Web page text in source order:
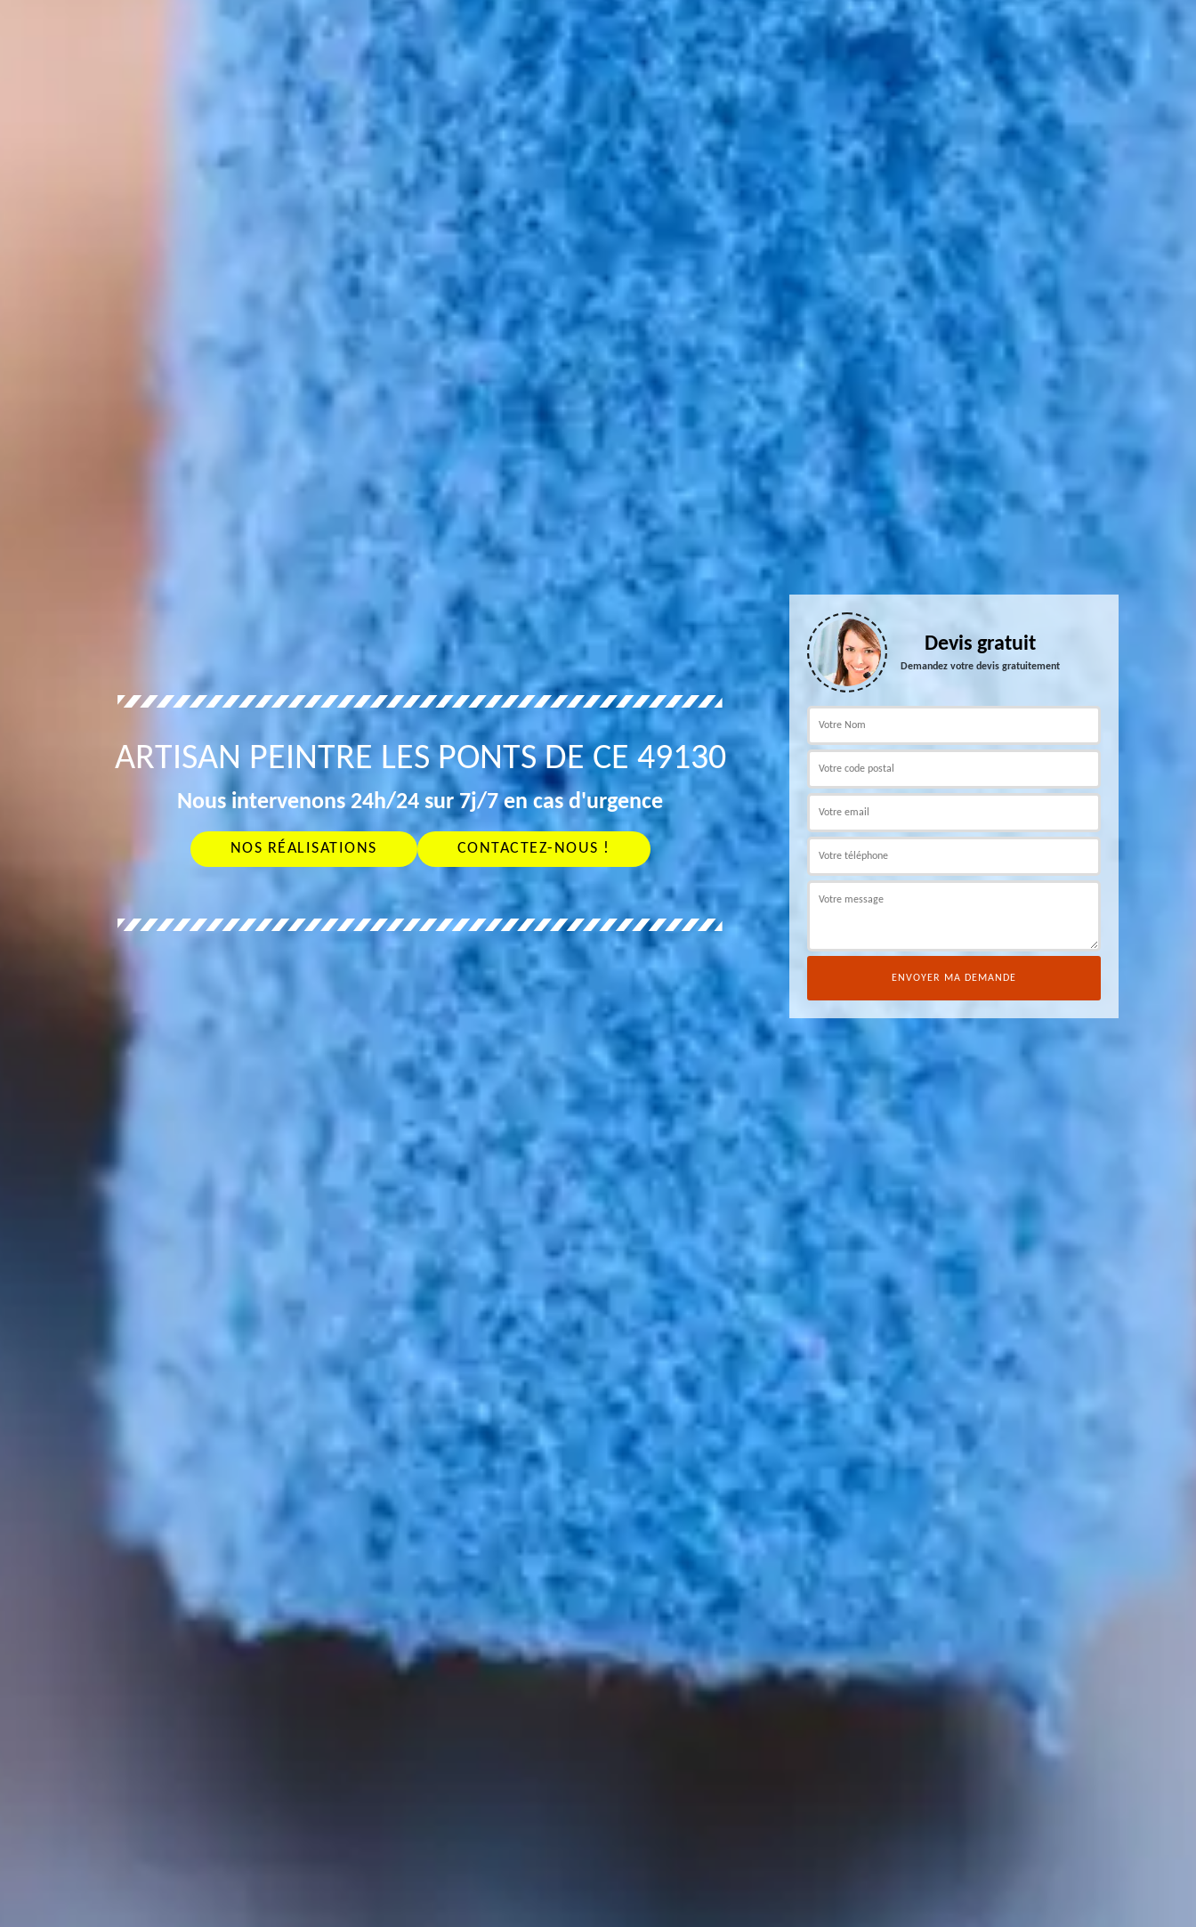
ARTISAN PEINTRE LES PONTS DE CE 49130
Nous intervenons 24h/24 sur 7j/7 en cas d'urgence
NOS RÉALISATIONS CONTACTEZ-NOUS !
Devis gratuit
Demandez votre devis gratuitement